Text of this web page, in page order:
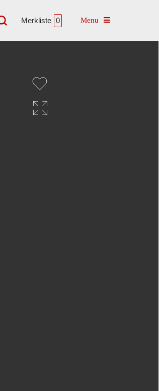
Merkliste 0 Toggle navigation